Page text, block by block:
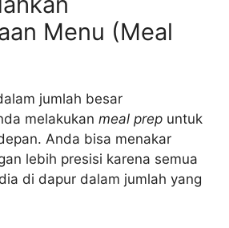
Menu (Meal
jumlah besar
melakukan meal prep untuk
Anda bisa menakar
lebih presisi karena semua
di dapur dalam jumlah yang